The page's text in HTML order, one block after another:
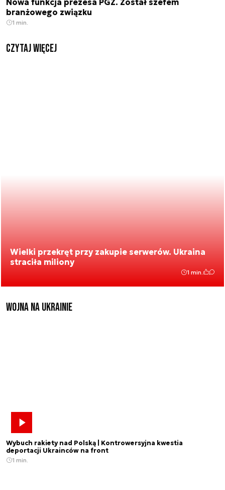
Nowa funkcja prezesa PGZ. Został szefem
branżowego związku
1 min.
czytaj więcej
Wielki przekręt przy zakupie serwerów. Ukraina
straciła miliony
1 min.
Wojna na Ukrainie
Wybuch rakiety nad Polską | Kontrowersyjna kwestia
deportacji Ukrainców na front
1 min.